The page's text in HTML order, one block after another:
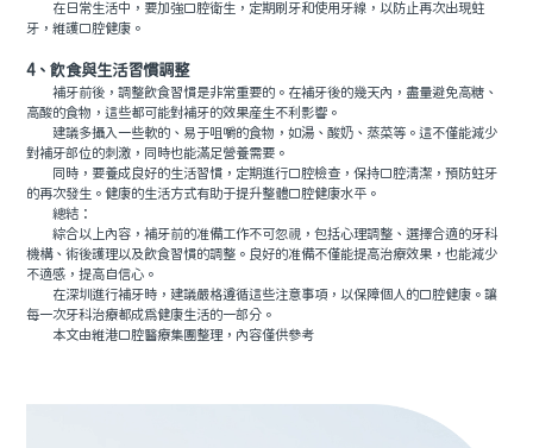
在日常生活中，要加強口腔衛生，定期刷牙和使用牙線，以防止再次出現蛀
牙，維護口腔健康。
4、飲食與生活習慣調整
補牙前後，調整飲食習慣是非常重要的。在補牙後的幾天內，盡量避免高糖、
高酸的食物，這些都可能對補牙的效果産生不利影響。
建議多攝入一些軟的、易于咀嚼的食物，如湯、酸奶、蒸菜等。這不僅能減少
對補牙部位的刺激，同時也能滿足營養需要。
同時，要養成良好的生活習慣，定期進行口腔檢查，保持口腔清潔，預防蛀牙
的再次發生。健康的生活方式有助于提升整體口腔健康水平。
總結：
綜合以上內容，補牙前的准備工作不可忽視，包括心理調整、選擇合適的牙科
機構、術後護理以及飲食習慣的調整。良好的准備不僅能提高治療效果，也能減少
不適感，提高自信心。
在深圳進行補牙時，建議嚴格遵循這些注意事項，以保障個人的口腔健康。讓
每一次牙科治療都成爲健康生活的一部分。
本文由維港口腔醫療集團整理，內容僅供參考